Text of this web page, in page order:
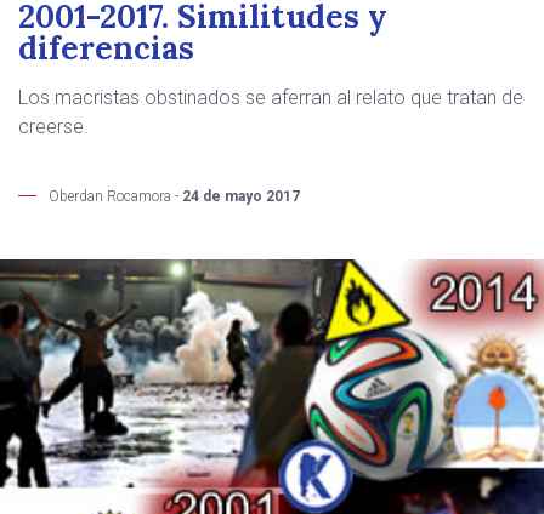
2001-2017. Similitudes y
diferencias
Los macristas obstinados se aferran al relato que tratan de
creerse.
Oberdan Rocamora - 24 de mayo 2017